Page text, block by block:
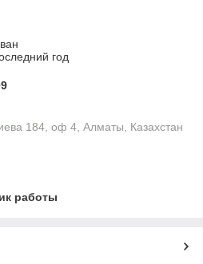
год
184, оф 4, Алматы, Казахстан
работы